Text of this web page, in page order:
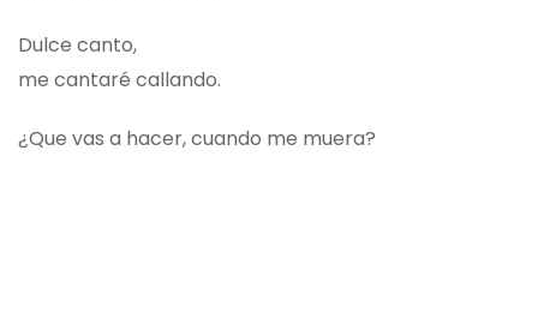
Dulce canto,
me cantaré callando.
¿Que vas a hacer, cuando me muera?